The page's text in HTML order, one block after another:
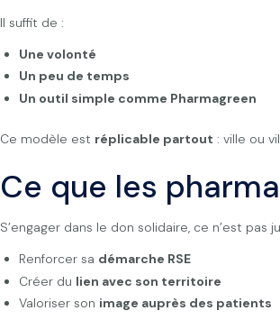
Il suffit de :
Une volonté
Un peu de temps
Un outil simple comme Pharmagreen
Ce modèle est réplicable partout : ville ou
Ce que les
S’engager dans le don solidaire, ce n’est pas
Renforcer sa démarche RSE
Créer du lien avec son territoire
Valoriser son image auprès des patients